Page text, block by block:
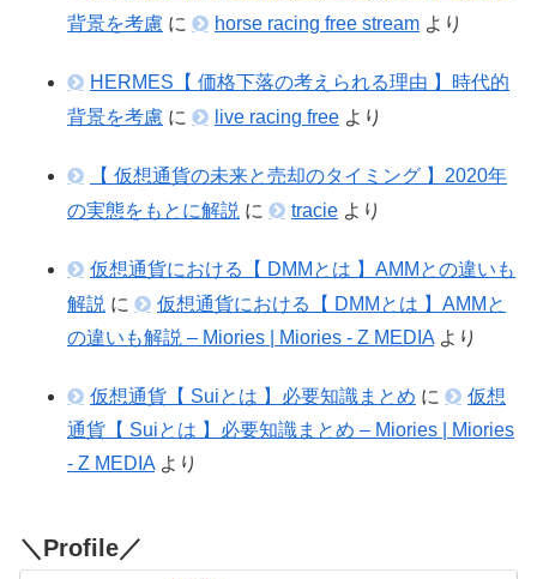
背景を考慮 に horse racing free stream より
HERMES【 価格下落の考えられる理由 】時代的
背景を考慮 に live racing free より
【 仮想通貨の未来と売却のタイミング 】2020年
の実態をもとに解説 に tracie より
仮想通貨における【 DMMとは 】AMMとの違いも
解説 に
仮想通貨における【 DMMとは 】AMMと
の違いも解説 – Miories | Miories - Z MEDIA より
仮想通貨【 Suiとは 】必要知識まとめ に
仮想
通貨【 Suiとは 】必要知識まとめ – Miories | Miories
- Z MEDIA より
＼Profile／